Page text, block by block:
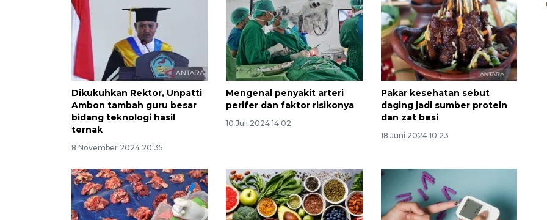
Dikukuhkan Rektor, Unpatti
Ambon tambah guru besar
bidang teknologi hasil
ternak
8 November 2024 20:35
Mengenal penyakit arteri
perifer dan faktor risikonya
10 Juli 2024 14:02
Pakar kesehatan sebut
daging jadi sumber protein
dan zat besi
18 Juni 2024 10:23